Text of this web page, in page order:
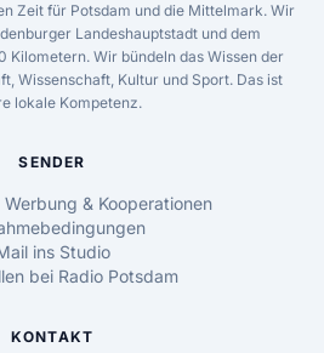
Zeit für Potsdam und die Mittelmark. Wir
Landeshauptstadt und dem
Kilometern. Wir bündeln das Wissen der
Wissenschaft, Kultur und Sport. Das ist
lokale Kompetenz.
SENDER
& Kooperationen
ins Studio
bei Radio Potsdam
KONTAKT